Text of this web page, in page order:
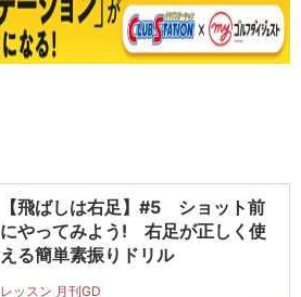
【飛ばしは右足】#5 ショット前
にやってみよう! 右足が正しく使
える簡単素振りドリル
レッスン 月刊GD